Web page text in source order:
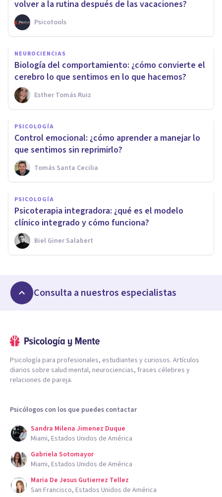
volver a la rutina después de las vacaciones?
Psicotools
NEUROCIENCIAS
Biología del comportamiento: ¿cómo convierte el
cerebro lo que sentimos en lo que hacemos?
Esther Tomás Ruiz
PSICOLOGÍA
Control emocional: ¿cómo aprender a manejar lo
que sentimos sin reprimirlo?
Tomás Santa Cecilia
PSICOLOGÍA
Psicoterapia integradora: ¿qué es el modelo
clínico integrado y cómo funciona?
Biel Giner Salabert
Consulta a nuestros especialistas
Psicología para profesionales, estudiantes y curiosos. Artículos
diarios sobre salud mental, neurociencias, frases célebres y
relaciones de pareja.
Psicólogos con los que puedes contactar
Sandra Milena Jimenez Duque
Miami, Estados Unidos de América
Gabriela Sotomayor
Miami, Estados Unidos de América
Maria De Jesus Gutierrez Tellez
San Francisco, Estados Unidos de América